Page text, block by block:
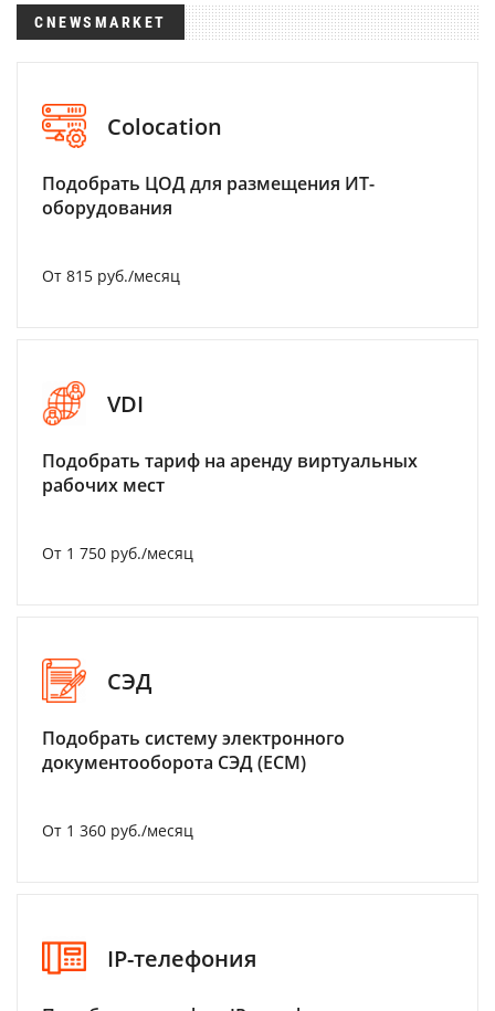
CNEWSMARKET
Colocation
Подобрать ЦОД для размещения ИТ-
оборудования
От 815 руб./месяц
VDI
Подобрать тариф на аренду виртуальных
рабочих мест
От 1 750 руб./месяц
СЭД
Подобрать систему электронного
документооборота СЭД (ECM)
От 1 360 руб./месяц
IP-телефония